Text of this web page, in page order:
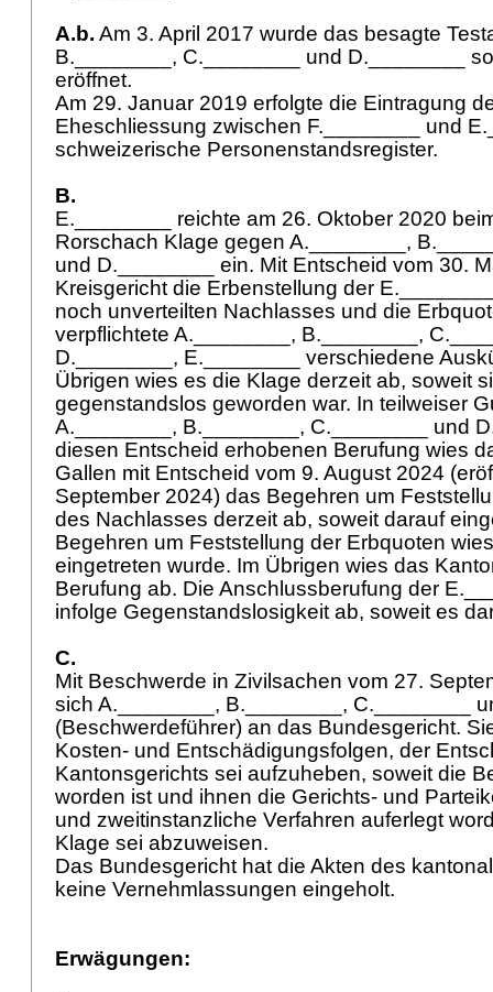
A.b. Am 3. April 2017 wurde das besagte
B.________, C.________ und D.________
eröffnet.
Am 29. Januar 2019 erfolgte die Eintragung
Eheschliessung zwischen F.________ und
schweizerische Personenstandsregister.
B.
E.________ reichte am 26. Oktober 2020
Rorschach Klage gegen A.________,
und D.________ ein. Mit Entscheid vom 30.
Kreisgericht die Erbenstellung der
noch unverteilten Nachlasses und die
verpflichtete A.________, B.________,
D.________, E.________ verschiedene
Übrigen wies es die Klage derzeit ab, soweit
gegenstandslos geworden war. In teilweiser
A.________, B.________, C.________ und
diesen Entscheid erhobenen Berufung wies
Gallen mit Entscheid vom 9. August 2024
September 2024) das Begehren um
des Nachlasses derzeit ab, soweit darauf
Begehren um Feststellung der Erbquoten
eingetreten wurde. Im Übrigen wies das
Berufung ab. Die Anschlussberufung der
infolge Gegenstandslosigkeit ab, soweit es
C.
Mit Beschwerde in Zivilsachen vom 27.
sich A.________, B.________, C.________
(Beschwerdeführer) an das Bundesgericht.
Kosten- und Entschädigungsfolgen, der
Kantonsgerichts sei aufzuheben, soweit die
worden ist und ihnen die Gerichts- und
und zweitinstanzliche Verfahren auferlegt
Klage sei abzuweisen.
Das Bundesgericht hat die Akten des
keine Vernehmlassungen eingeholt.
Erwägungen: